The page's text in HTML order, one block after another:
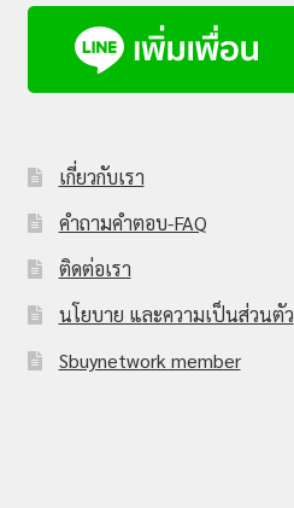
เกี่ยวกับเรา
คำถามคำตอบ-FAQ
ติดต่อเรา
นโยบาย และความเป็นส่วนตัว
Sbuynetwork member